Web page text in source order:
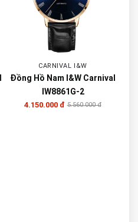
CARNIVAL I&W
Đồng Hồ Nam I&W Carnival
IW8861G-2
4.150.000 đ 5.560.000 đ